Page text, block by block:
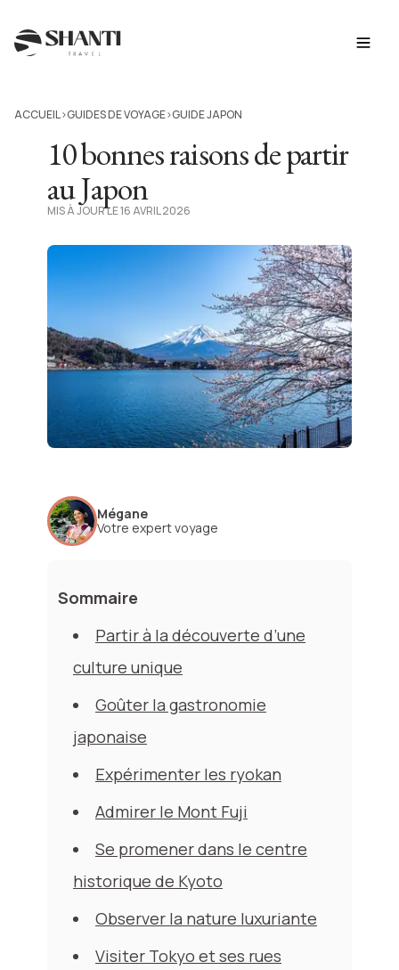
ACCUEIL>GUIDES DE VOYAGE>GUIDE JAPON
10 bonnes raisons de partir
au Japon
MIS À JOUR LE 16 AVRIL 2026
Mégane
Votre expert voyage
Sommaire
Partir à la découverte d’une
culture unique
Goûter la gastronomie
japonaise
Expérimenter les ryokan
Admirer le Mont Fuji
Se promener dans le centre
historique de Kyoto
Observer la nature luxuriante
Visiter Tokyo et ses rues